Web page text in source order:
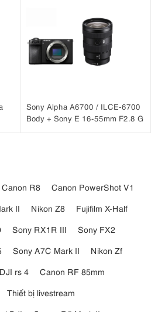
Sony Alpha A6700 / ILCE-6700
Body + Sony E 16-55mm F2.8 G
Canon R8
Canon PowerShot V1
II Nikon Z8
Fujifilm X-Half
Sony RX1R III
Sony FX2
Sony A7C Mark II
Nikon Zf
DJI rs 4
Canon RF 85mm
Thiết bị livestream